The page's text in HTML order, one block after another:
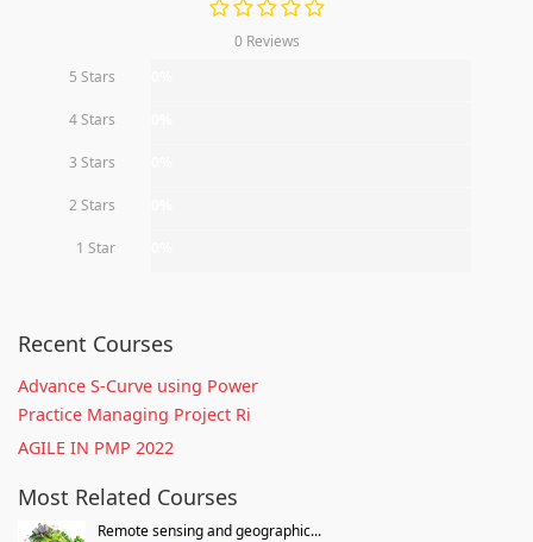
0 Reviews
5 Stars
4 Stars
3 Stars
2 Stars
1 Star
Recent Courses
Advance S-Curve using Power
Practice Managing Project Ri
AGILE IN PMP 2022
Most Related Courses
Remote sensing and geographic...